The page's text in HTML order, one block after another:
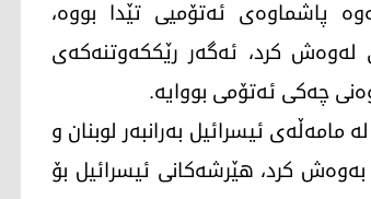
پاشماوەی ئەتۆمیی تێدا بووە،
لەوەش کرد، ئەگەر رێککەوتنەکەی
چەکی ئەتۆمی بووایە.
مامەڵەی ئیسرائیل بەرانبەر لوبنان و
بەوەش کرد، هێرشەکانی ئیسرائیل بۆ